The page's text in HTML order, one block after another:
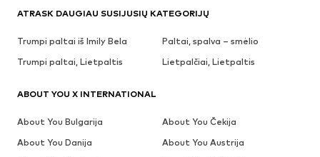
ATRASK DAUGIAU SUSIJUSIŲ KATEGORIJŲ
Trumpi paltai iš Imily Bela
Paltai, spalva – smėlio
Trumpi paltai, Lietpaltis
Lietpalčiai, Lietpaltis
ABOUT YOU X INTERNATIONAL
About You Bulgarija
About You Čekija
About You Danija
About You Austrija